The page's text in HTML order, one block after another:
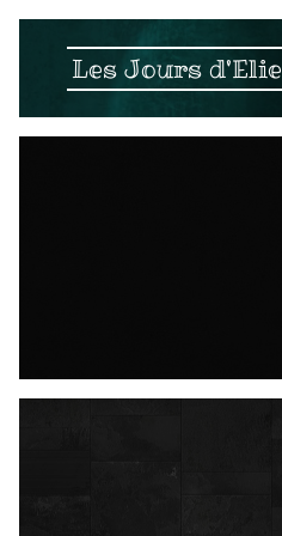
Les Jours d'Elie